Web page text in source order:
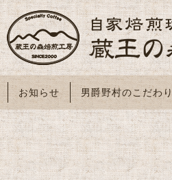
お知らせ 男爵野村のこだわり